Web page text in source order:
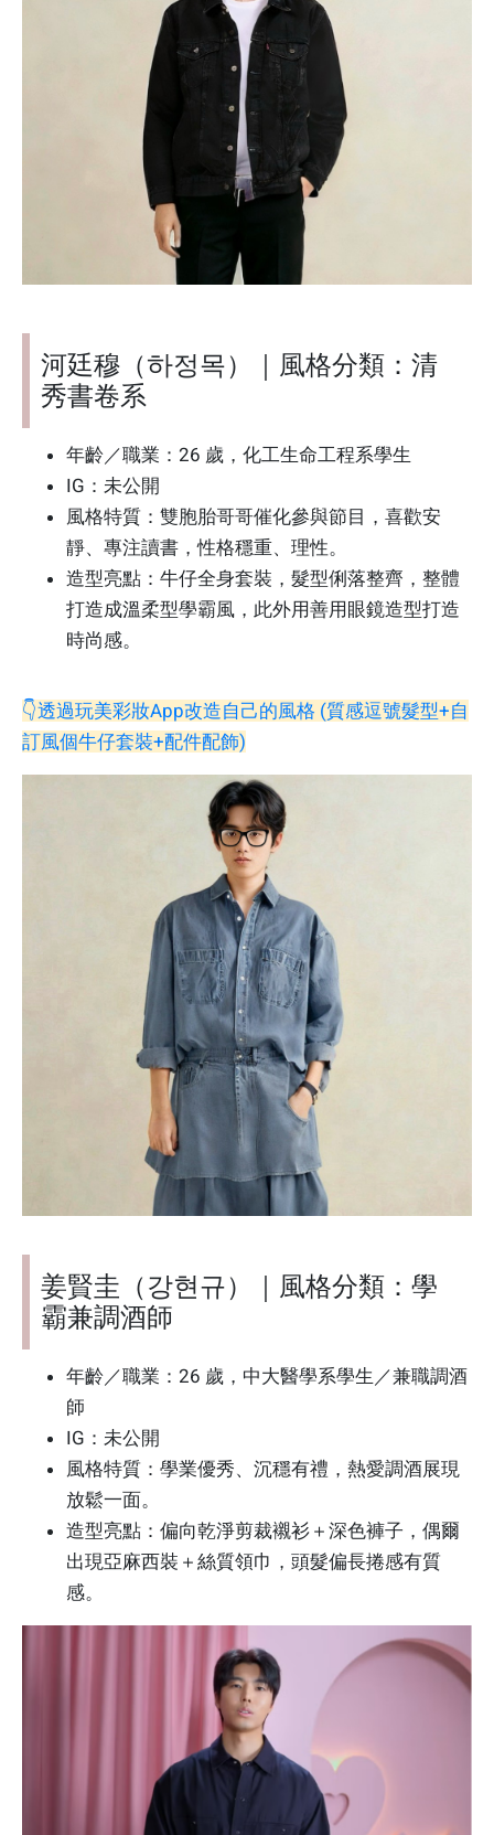
河廷穆（하정목）｜風格分類：清
秀書卷系
年齡／職業：26 歲，化工生命工程系學生
IG：未公開
風格特質：雙胞胎哥哥催化參與節目，喜歡安
靜、專注讀書，性格穩重、理性。
造型亮點：牛仔全身套裝，髮型俐落整齊，整體
打造成溫柔型學霸風，此外用善用眼鏡造型打造
時尚感。
👇透過玩美彩妝App改造自己的風格 (質感逗號髮型+自
訂風個牛仔套裝+配件配飾)
姜賢圭（강현규）｜風格分類：學
霸兼調酒師
年齡／職業：26 歲，中大醫學系學生／兼職調酒
師
IG：未公開
風格特質：學業優秀、沉穩有禮，熱愛調酒展現
放鬆一面。
造型亮點：偏向乾淨剪裁襯衫＋深色褲子，偶爾
出現亞麻西裝＋絲質領巾，頭髮偏長捲感有質
感。